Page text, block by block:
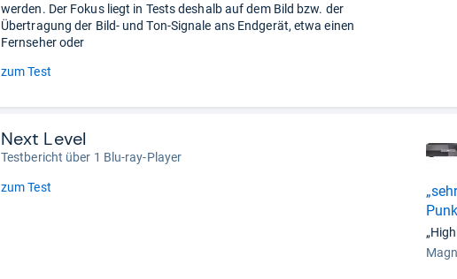
werden. Der Fokus liegt in Tests deshalb auf dem Bild bzw. der
Übertragung der Bild- und Ton-Signale ans Endgerät, etwa einen
Fernseher oder
zum Test
Next Level
Testbericht über 1 Blu-ray-Player
zum Test